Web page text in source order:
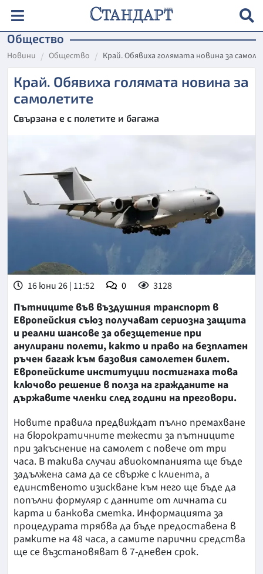
Общество
Новини Общество Край. Обявиха голямата новина за
Край. Обявиха голямата новина за
самолетите
Свързана е с полетите и багажа
16 юни 26 | 11:52 0 3128
Пътниците във въздушния транспорт в
Европейския съюз получават сериозна защита
и реални шансове за обезщетение при
анулирани полети, както и право на безплатен
ръчен багаж към базовия самолетен билет.
Европейските институции постигнаха това
ключово решение в полза на гражданите на
държавите членки след години на преговори.
Новите правила предвиждат пълно премахване
на бюрократичните тежести за пътниците
при закъснение на самолет с повече от три
часа. В такива случаи авиокомпанията ще бъде
задължена сама да се свърже с клиента, а
единственото изискване към него ще бъде да
попълни формуляр с данните от личната си
карта и банкова сметка. Информацията за
процедурата трябва да бъде предоставена в
рамките на 48 часа, а самите парични средства
ще се възстановяват в 7-дневен срок.